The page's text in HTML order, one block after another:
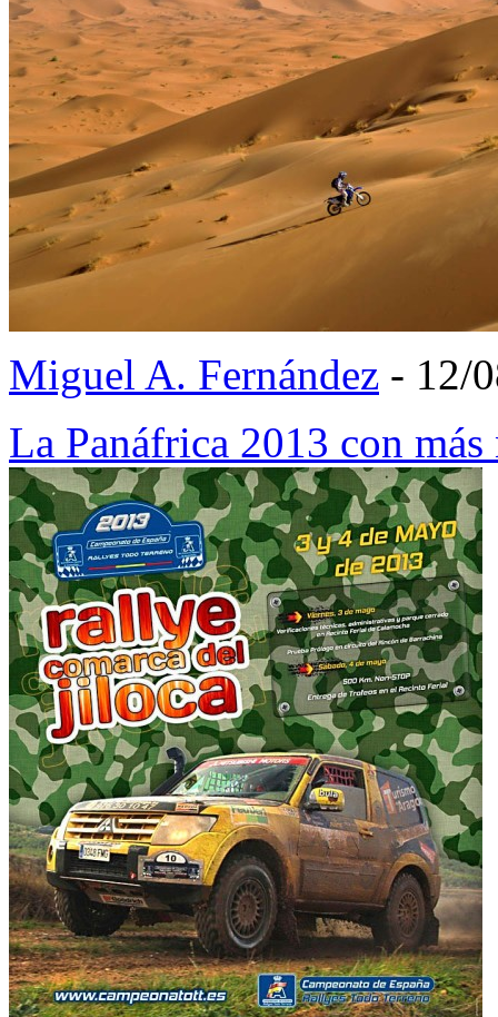
Miguel A. Fernández - 12/
La Panáfrica 2013 con